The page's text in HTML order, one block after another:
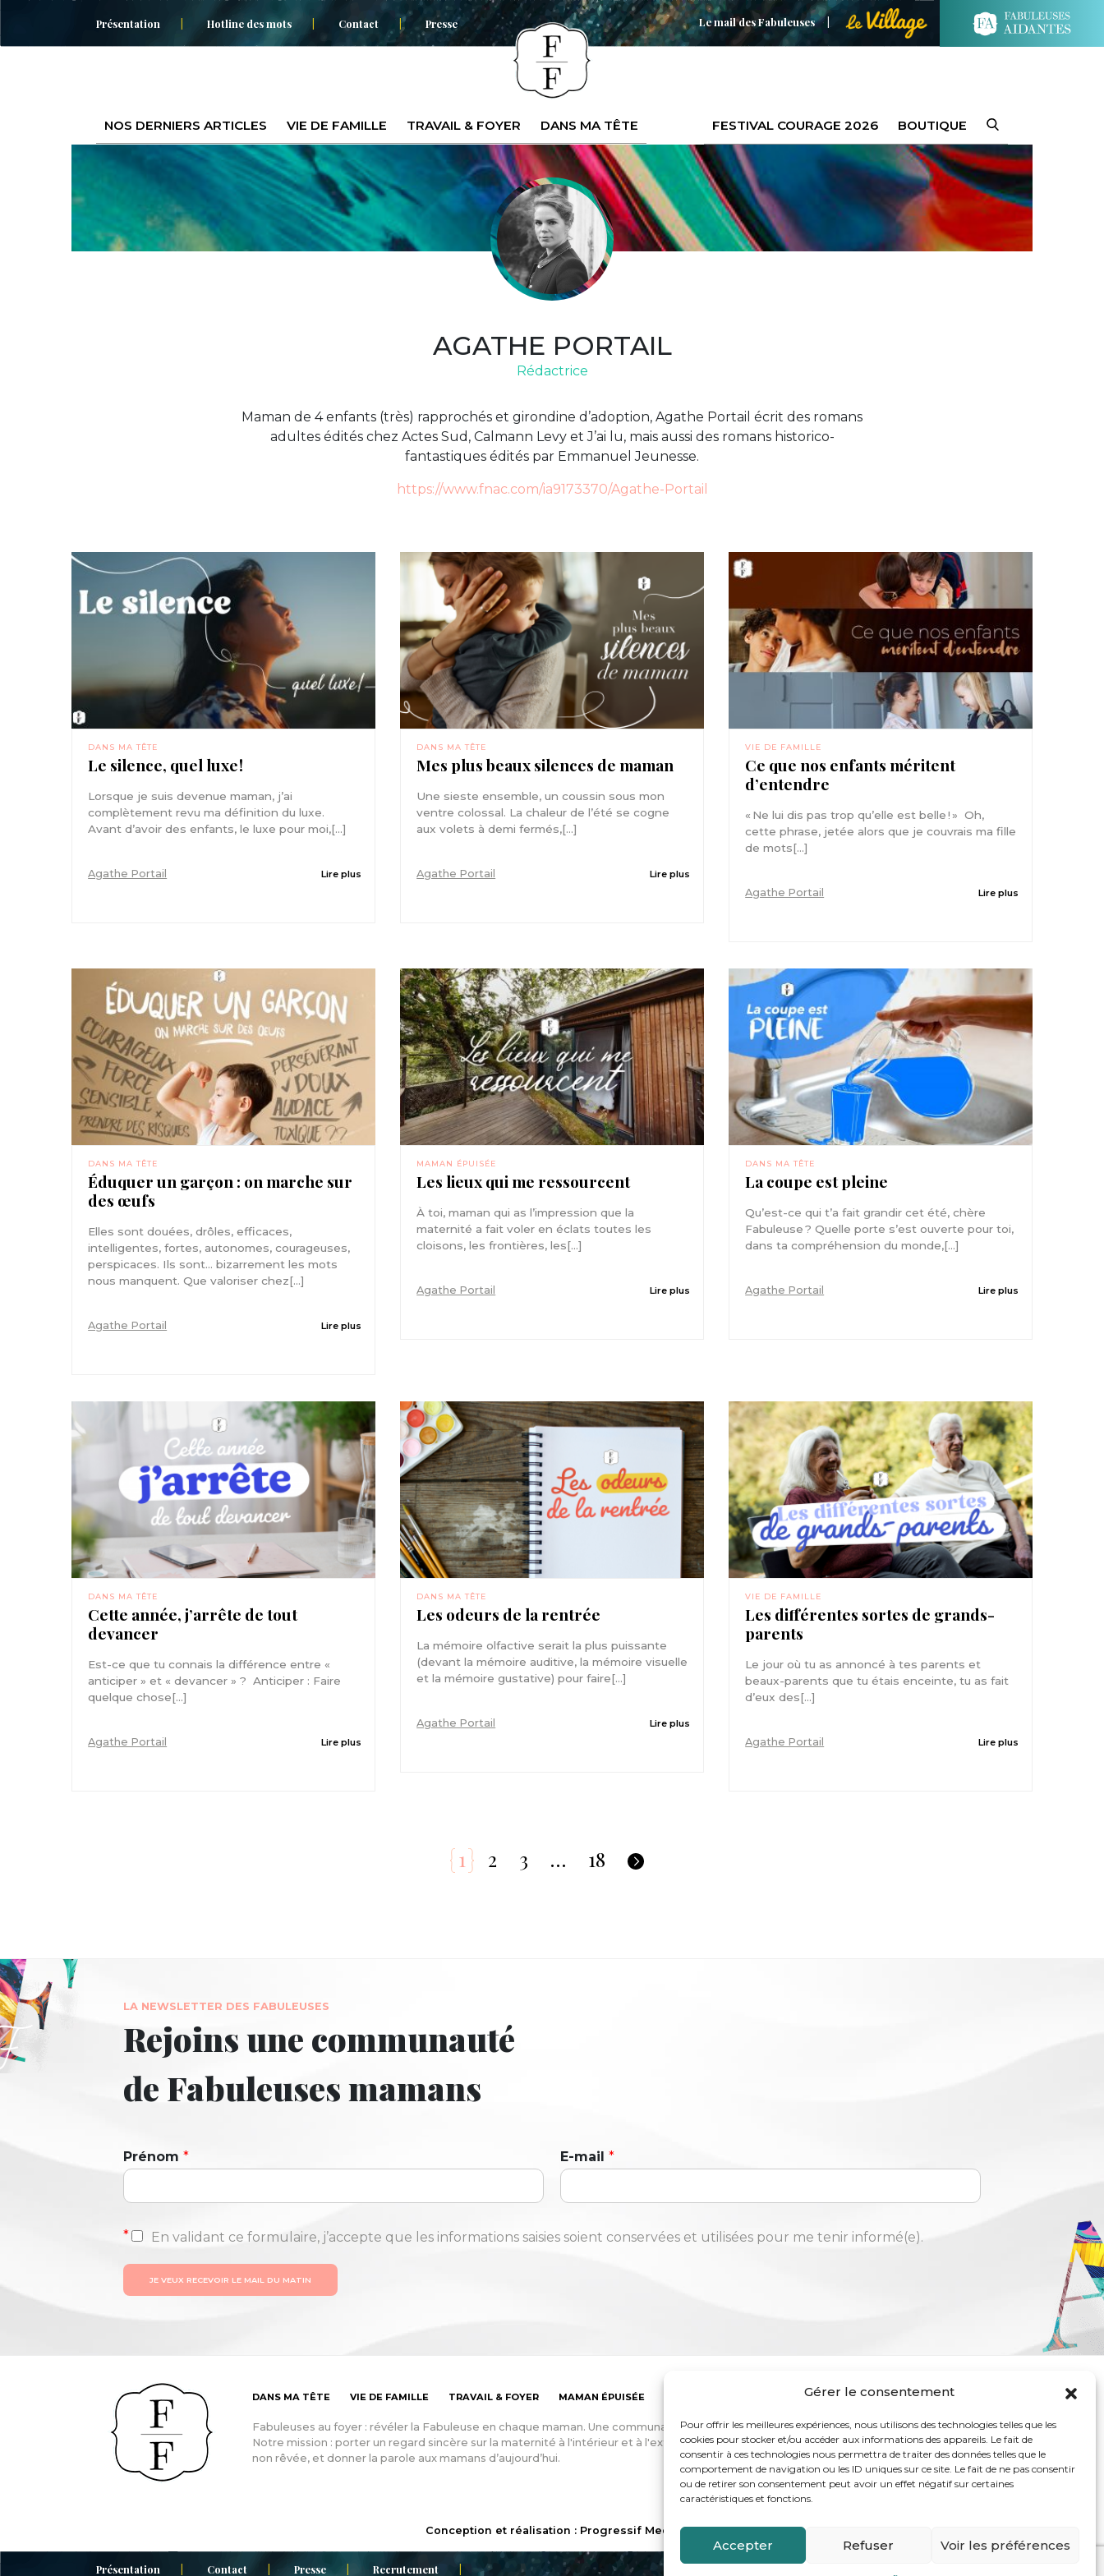
Gérer le consentement
Pour offrir les meilleures expériences, nous utilisons des technologies telles que les
cookies pour stocker et/ou accéder aux informations des appareils. Le fait de
consentir à ces technologies nous permettra de traiter des données telles que le
comportement de navigation ou les ID uniques sur ce site. Le fait de ne pas consentir
ou de retirer son consentement peut avoir un effet négatif sur certaines
caractéristiques et fonctions.
Accepter Refuser Voir les préférences
Présentation Hotline des mots Contact Presse Le mail des Fabuleuses
NOS DERNIERS ARTICLES VIE DE FAMILLE TRAVAIL & FOYER DANS MA TÊTE FESTIVAL COURAGE 2026 BOUTIQUE
AGATHE PORTAIL
Rédactrice
Maman de 4 enfants (très) rapprochés et girondine d’adoption, Agathe Portail écrit des romans
adultes édités chez Actes Sud, Calmann Levy et J’ai lu, mais aussi des romans historico-
fantastiques édités par Emmanuel Jeunesse.
https://www.fnac.com/ia9173370/Agathe-Portail
DANS MA TÊTE
Le silence, quel luxe !
Lorsque je suis devenue maman, j’ai
complètement revu ma définition du luxe.
Avant d’avoir des enfants, le luxe pour moi,[...]
Agathe Portail Lire plus
DANS MA TÊTE
Mes plus beaux silences de maman
Une sieste ensemble, un coussin sous mon
ventre colossal. La chaleur de l’été se cogne
aux volets à demi fermés,[...]
Agathe Portail Lire plus
VIE DE FAMILLE
Ce que nos enfants méritent
d’entendre
« Ne lui dis pas trop qu’elle est belle ! » Oh,
cette phrase, jetée alors que je couvrais ma fille
de mots[...]
Agathe Portail Lire plus
DANS MA TÊTE
Éduquer un garçon : on marche sur
des œufs
Elles sont douées, drôles, efficaces,
intelligentes, fortes, autonomes, courageuses,
perspicaces. Ils sont… bizarrement les mots
nous manquent. Que valoriser chez[...]
Agathe Portail Lire plus
MAMAN ÉPUISÉE
Les lieux qui me ressourcent
À toi, maman qui as l’impression que la
maternité a fait voler en éclats toutes les
cloisons, les frontières, les[...]
Agathe Portail Lire plus
DANS MA TÊTE
La coupe est pleine
Qu’est-ce qui t’a fait grandir cet été, chère
Fabuleuse ? Quelle porte s’est ouverte pour toi,
dans ta compréhension du monde,[...]
Agathe Portail Lire plus
DANS MA TÊTE
Cette année, j’arrête de tout
devancer
Est-ce que tu connais la différence entre «
anticiper » et « devancer » ? Anticiper : Faire
quelque chose[...]
Agathe Portail Lire plus
DANS MA TÊTE
Les odeurs de la rentrée
La mémoire olfactive serait la plus puissante
(devant la mémoire auditive, la mémoire visuelle
et la mémoire gustative) pour faire[...]
Agathe Portail Lire plus
VIE DE FAMILLE
Les différentes sortes de grands-
parents
Le jour où tu as annoncé à tes parents et
beaux-parents que tu étais enceinte, tu as fait
d’eux des[...]
Agathe Portail Lire plus
1 2 3 … 18
LA NEWSLETTER DES FABULEUSES
Rejoins une communauté
de Fabuleuses mamans
Prénom * E-mail *
* En validant ce formulaire, j’accepte que les informations saisies soient conservées et utilisées pour me tenir informé(e).
JE VEUX RECEVOIR LE MAIL DU MATIN
DANS MA TÊTE VIE DE FAMILLE TRAVAIL & FOYER MAMAN ÉPUISÉE COMMUNAUTÉ
Fabuleuses au foyer : révéler la Fabuleuse en chaque maman. Une communauté d’aide et de partage, dédiée au bien-être des mamans.
Notre mission : porter un regard sincère sur la maternité à l'intérieur et à l'extérieur du foyer, rejoindre les femmes dans leur vie réelle et
non rêvée, et donner la parole aux mamans d’aujourd’hui.
Conception et réalisation : Progressif Media
Présentation Contact Presse Recrutement